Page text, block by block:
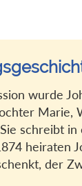
wurde
schreibt
heiraten
der